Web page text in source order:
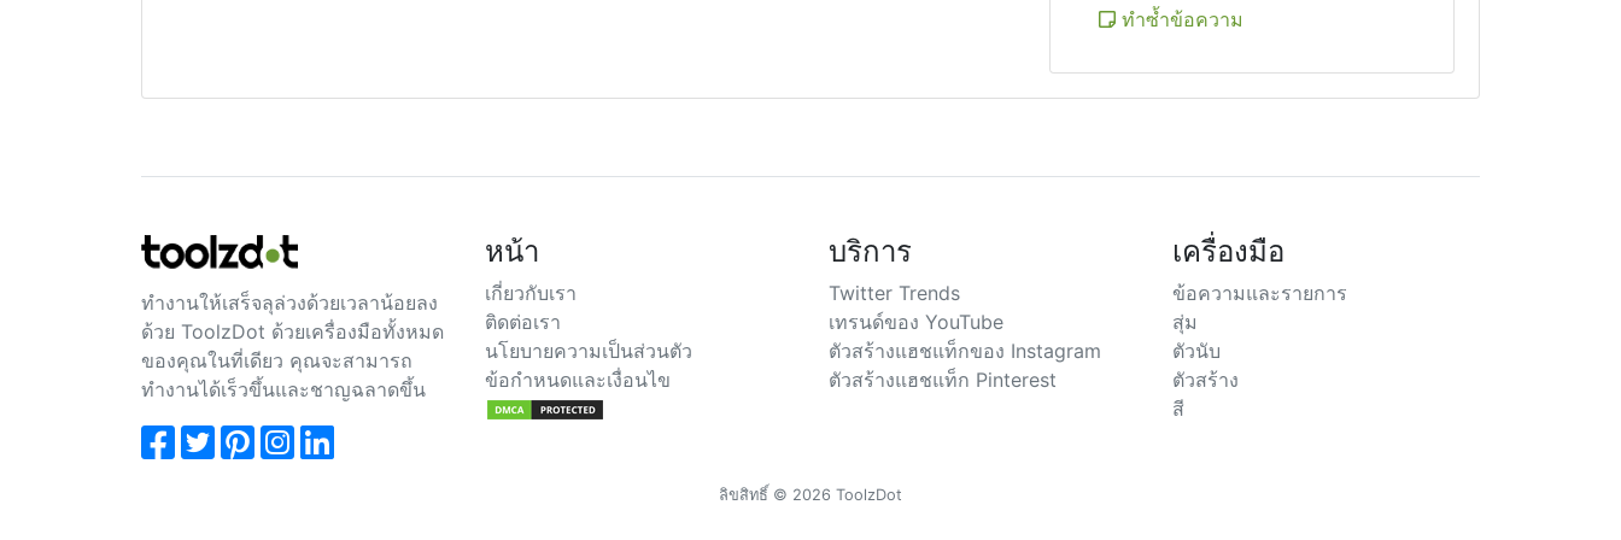
ทำซ้ำข้อความ
ทำงานให้เสร็จลุล่วงด้วยเวลาน้อยลง
ด้วย ToolzDot ด้วยเครื่องมือทั้งหมด
ของคุณในที่เดียว คุณจะสามารถ
ทำงานได้เร็วขึ้นและชาญฉลาดขึ้น
หน้า
เกี่ยวกับเรา
ติดต่อเรา
นโยบายความเป็นส่วนตัว
ข้อกำหนดและเงื่อนไข
บริการ
Twitter Trends
เทรนด์ของ YouTube
ตัวสร้างแฮชแท็กของ Instagram
ตัวสร้างแฮชแท็ก Pinterest
เครื่องมือ
ข้อความและรายการ
สุ่ม
ตัวนับ
ตัวสร้าง
สี
ลิขสิทธิ์ © 2026 ToolzDot